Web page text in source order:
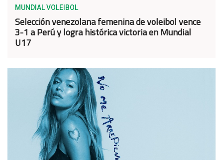
MUNDIAL VOLEIBOL
Selección venezolana femenina de voleibol vence
3-1 a Perú y logra histórica victoria en Mundial
U17